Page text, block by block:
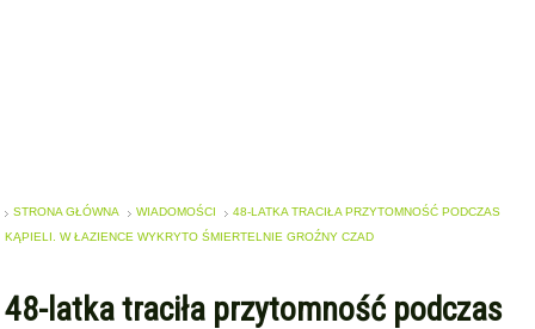
STRONA GŁÓWNA WIADOMOŚCI
48-LATKA TRACIŁA PRZYTOMNOŚĆ PODCZAS
KĄPIELI. W ŁAZIENCE WYKRYTO ŚMIERTELNIE GROŹNY CZAD
48-latka traciła przytomność podczas